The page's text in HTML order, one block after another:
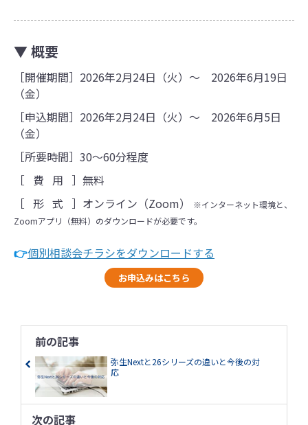
▼ 概要
［開催期間］2026年2月24日（火）～ 2026年6月19日
（金）
［申込期間］2026年2月24日（火）～ 2026年6月5日
（金）
［所要時間］30～60分程度
［ 費 用 ］無料
［ 形 式 ］オンライン（Zoom）
※インターネット環境と、
Zoomアプリ（無料）のダウンロードが必要です。
👉個別相談会チラシをダウンロードする
お申込みはこちら
前の記事
弥生Nextと26シリーズの違いと今後の対
応
次の記事